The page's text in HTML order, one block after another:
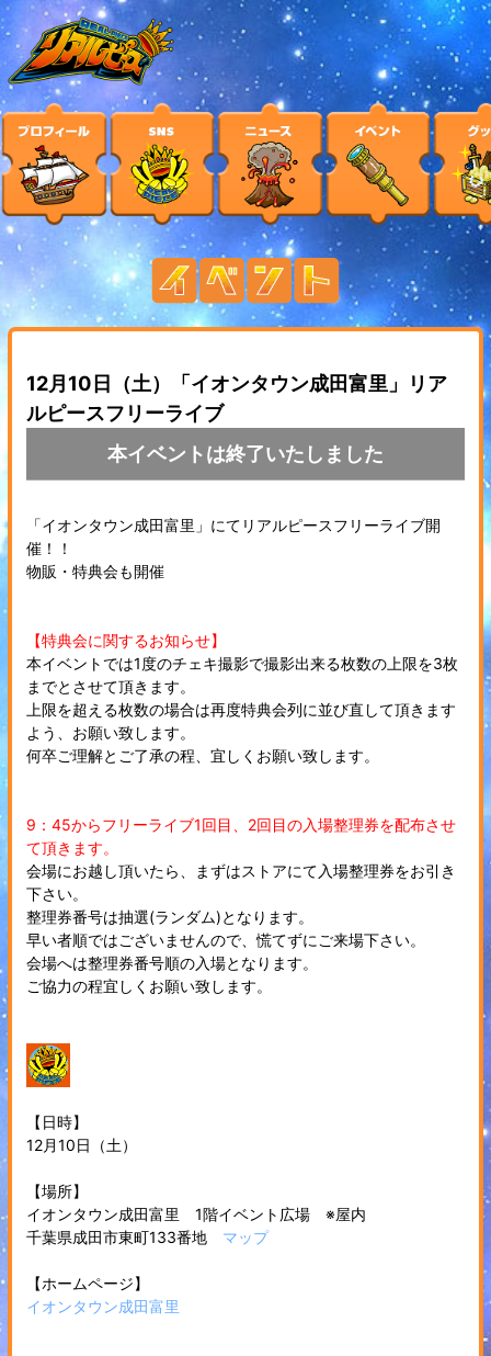
12月10日（土）「イオンタウン成田富里」リア
ルピースフリーライブ
本イベントは終了いたしました
「イオンタウン成田富里」にてリアルピースフリーライブ開
催！！
物販・特典会も開催
【特典会に関するお知らせ】
本イベントでは1度のチェキ撮影で撮影出来る枚数の上限を3枚
までとさせて頂きます。
上限を超える枚数の場合は再度特典会列に並び直して頂きます
よう、お願い致します。
何卒ご理解とご了承の程、宜しくお願い致します。
9：45からフリーライブ1回目、2回目の入場整理券を配布させ
て頂きます。
会場にお越し頂いたら、まずはストアにて入場整理券をお引き
下さい。
整理券番号は抽選(ランダム)となります。
早い者順ではございませんので、慌てずにご来場下さい。
会場へは整理券番号順の入場となります。
ご協力の程宜しくお願い致します。
【日時】
12月10日（土）
【場所】
イオンタウン成田富里 1階イベント広場 ※屋内
千葉県成田市東町133番地 マップ
【ホームページ】
イオンタウン成田富里